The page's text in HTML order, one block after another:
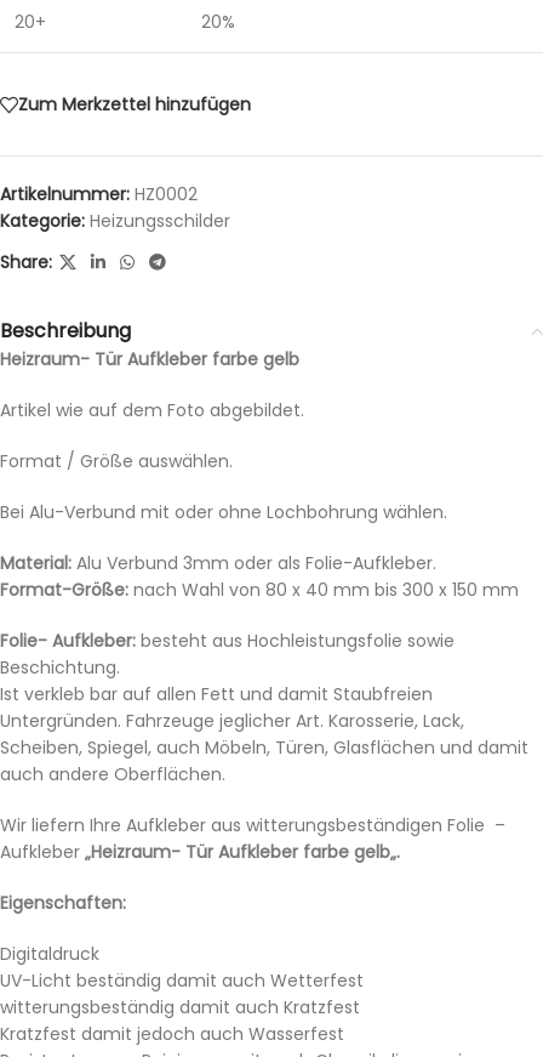
20+ 20%
Zum Merkzettel hinzufügen
Artikelnummer: HZ0002
Kategorie: Heizungsschilder
Share:
Beschreibung
Heizraum- Tür Aufkleber farbe gelb
Artikel wie auf dem Foto abgebildet.
Format / Größe auswählen.
Bei Alu-Verbund mit oder ohne Lochbohrung wählen.
Material: Alu Verbund 3mm oder als Folie-Aufkleber.
Format-Größe: nach Wahl von 80 x 40 mm bis 300 x 150 mm
Folie- Aufkleber: besteht aus Hochleistungsfolie sowie
Beschichtung.
Ist verkleb bar auf allen Fett und damit Staubfreien
Untergründen. Fahrzeuge jeglicher Art. Karosserie, Lack,
Scheiben, Spiegel, auch Möbeln, Türen, Glasflächen und damit
auch andere Oberflächen.
Wir liefern Ihre Aufkleber aus witterungsbeständigen Folie –
Aufkleber „Heizraum- Tür Aufkleber farbe gelb„.
Eigenschaften:
Digitaldruck
UV-Licht beständig damit auch Wetterfest
witterungsbeständig damit auch Kratzfest
Kratzfest damit jedoch auch Wasserfest